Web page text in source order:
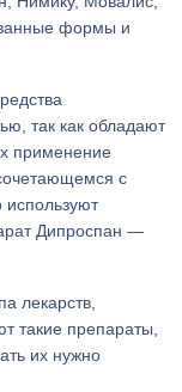
формы и
так как обладают
применение
с
Дипроспан —
лекарств,
такие препараты,
их нужно